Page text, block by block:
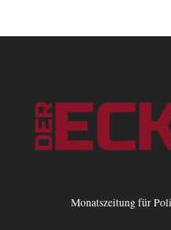
Monatszeitung für